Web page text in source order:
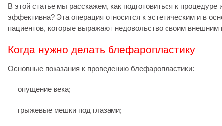
В этой статье мы расскажем, как подготовиться к процедуре
эффективна? Эта операция относится к эстетическим и в
пациентов, которые выражают недовольство своим внешним
Когда нужно делать блефаропластику
Основные показания к проведению блефаропластики:
опущение века;
грыжевые мешки под глазами;